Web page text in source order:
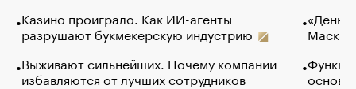
Казино проиграло. Как ИИ-агенты
разрушают букмекерскую индустрию
Выживают сильнейших. Почему компании
избавляются от лучших сотрудников
Маск в
основ